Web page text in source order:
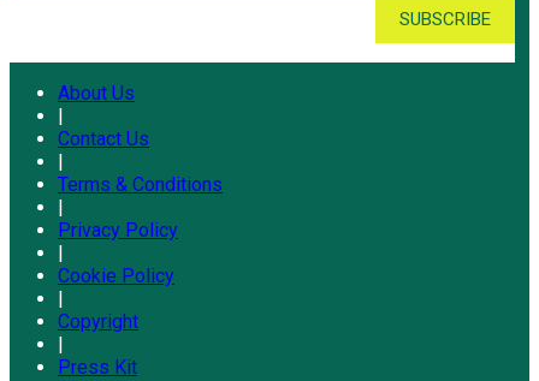
About Us
|
Contact Us
|
Terms & Conditions
|
Privacy Policy
|
Cookie Policy
|
Copyright
|
Press Kit